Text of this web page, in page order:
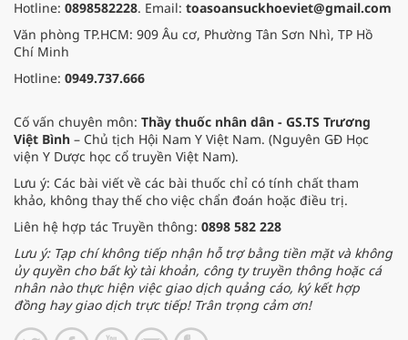
Hotline: 0898582228. Email: toasoansuckhoeviet@gmail.com
Văn phòng TP.HCM: 909 Âu cơ, Phường Tân Sơn Nhì, TP Hồ
Chí Minh
Hotline: 0949.737.666
Cố vấn chuyên môn: Thầy thuốc nhân dân - GS.TS Trương
Việt Bình – Chủ tịch Hội Nam Y Việt Nam. (Nguyên GĐ Học
viện Y Dược học cổ truyền Việt Nam).
Lưu ý: Các bài viết về các bài thuốc chỉ có tính chất tham
khảo, không thay thế cho việc chẩn đoán hoặc điều trị.
Liên hệ hợp tác Truyền thông: 0898 582 228
Lưu ý: Tạp chí không tiếp nhận hỗ trợ bằng tiền mặt và không
ủy quyền cho bất kỳ tài khoản, công ty truyền thông hoặc cá
nhân nào thực hiện việc giao dịch quảng cáo, ký kết hợp
đồng hay giao dịch trực tiếp! Trân trọng cảm ơn!